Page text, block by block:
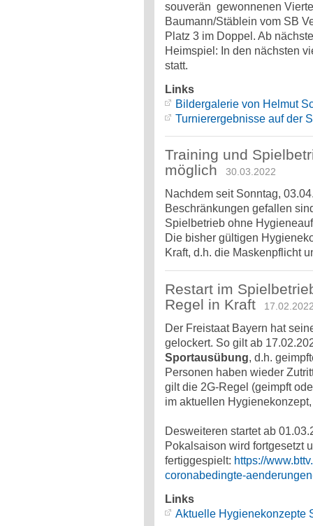
souverän gewonnenen
Baumann/Stäblein vom SB
Platz 3 im Doppel. Ab
Heimspiel: In den nächsten
statt.
Links
Bildergalerie von Helmut
Turnierergebnisse auf der
Training und
möglich 30.03.2022
Nachdem seit Sonntag,
Beschränkungen gefallen
Spielbetrieb ohne
Die bisher gültigen
Kraft, d.h. die Maskenpflicht
Restart im
Regel in Kraft
Der Freistaat Bayern hat
gelockert. So gilt ab
Sportausübung, d.h.
Personen haben wieder
gilt die 2G-Regel (geimpft
im aktuellen
Desweiteren startet ab
Pokalsaison wird fortgesetzt
fertiggespielt: https://
coronabedingte-
Links
Aktuelle Hygienekonzepte